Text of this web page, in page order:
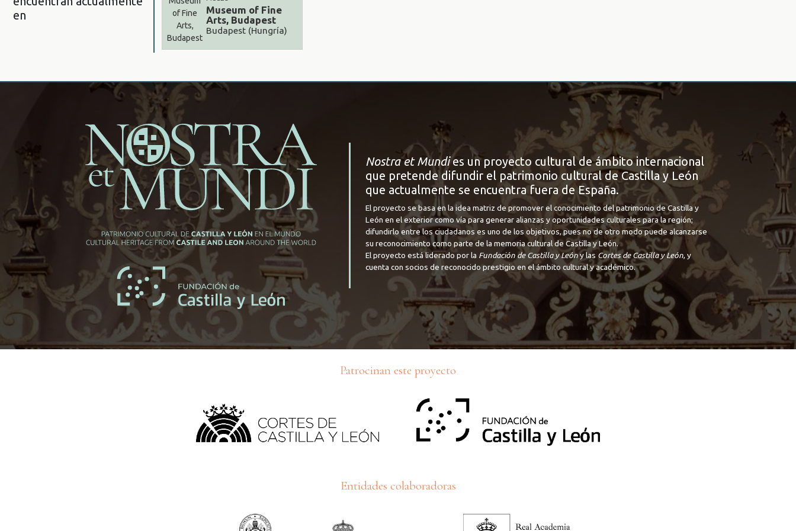
en
Museum of Fine
Arts, Budapest
Budapest (Hungría)
Nostra et Mundies un proyecto cultural de ámbito internacional
que pretende difundir el patrimonio cultural de Castilla y León
que actualmente se encuentra fuera de España.
El proyecto se basa en la idea matriz de promover el conocimiento del patrimonio de Castilla y
León en el exterior como vía para generar alianzas y oportunidades culturales para la región;
difundirlo entre los ciudadanos es uno de los objetivos, pues no de otro modo puede alcanzarse
su reconocimiento como parte de la memoria cultural de Castilla y León.
El proyecto está liderado por la Fundación de Castilla y Leóny las Cortes de Castilla y León, y
cuenta con socios de reconocido prestigio en el ámbito cultural y académico.
Patrocinan este proyecto
Entidades colaboradoras